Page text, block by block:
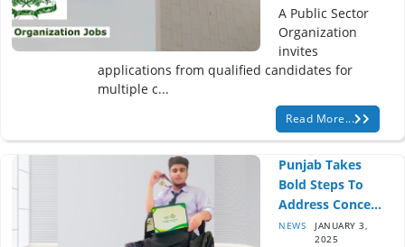
A Public Sector
Organization
invites
applications from qualified candidates for
multiple c...
Read More...
Punjab Takes
Bold Steps To
Address Conce...
NEWS
JANUARY 3,
2025